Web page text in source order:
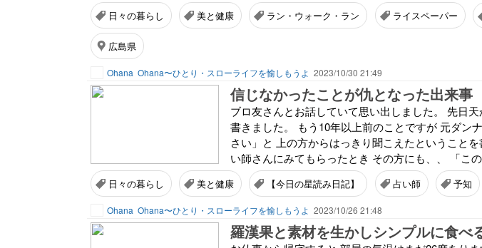
日々の暮らし 美と健康 ラン・ウォーク・ラン ライスペーパー
広島県
Ohana Ohana〜ひとり・スローライフを愉しもうよ 2023/10/30 21:49
信じなかったことが仇となった出来事
ブロ友さんとお話していて思い出しました。 先日
書きました。 もう10年以上前のことですが 元ダン
さい」と 上の方からはっきり聞こえたということ
い師さんにみてもらったとき その方にも、、 「こ
日々の暮らし 美と健康 【今日の星読み日記】 占い師 予知
Ohana Ohana〜ひとり・スローライフを愉しもうよ 2023/10/26 21:48
羅漢果と素材を生かしシンプルに食べ